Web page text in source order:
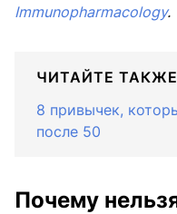
Immunopharmacology.
ЧИТАЙТЕ ТАКЖЕ
8 привычек,
после 50
Почему